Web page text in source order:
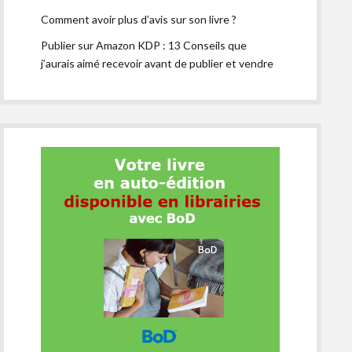
Comment avoir plus d’avis sur son livre ?
Publier sur Amazon KDP : 13 Conseils que
j’aurais aimé recevoir avant de publier et vendre